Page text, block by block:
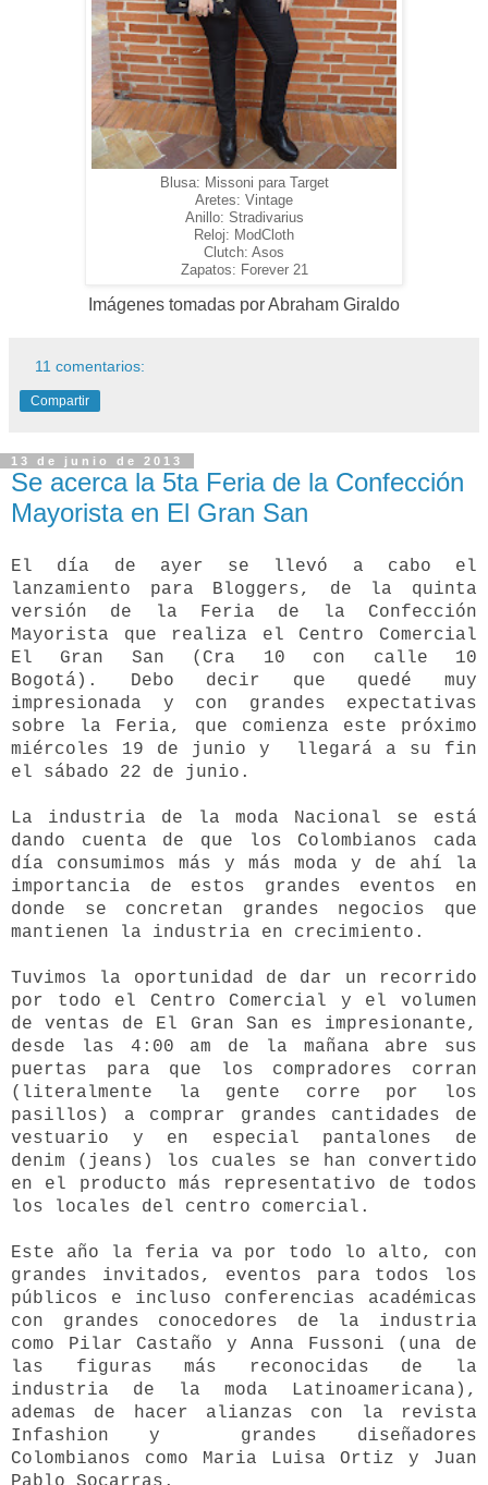
Blusa: Missoni para Target
Aretes: Vintage
Anillo: Stradivarius
Reloj: ModCloth
Clutch: Asos
Zapatos: Forever 21
Imágenes tomadas por Abraham Giraldo
11 comentarios:
Compartir
13 de junio de 2013
Se acerca la 5ta Feria de la Confección
Mayorista en El Gran San
El día de ayer se llevó a cabo el
lanzamiento para Bloggers, de la quinta
versión de la Feria de la Confección
Mayorista que realiza el Centro Comercial
El Gran San (Cra 10 con calle 10
Bogotá). Debo decir que quedé muy
impresionada y con grandes expectativas
sobre la Feria, que comienza este próximo
miércoles 19 de junio y llegará a su fin
el sábado 22 de junio.
La industria de la moda Nacional se está
dando cuenta de que los Colombianos cada
día consumimos más y más moda y de ahí la
importancia de estos grandes eventos en
donde se concretan grandes negocios que
mantienen la industria en crecimiento.
Tuvimos la oportunidad de dar un recorrido
por todo el Centro Comercial y el volumen
de ventas de El Gran San es impresionante,
desde las 4:00 am de la mañana abre sus
puertas para que los compradores corran
(literalmente la gente corre por los
pasillos) a comprar grandes cantidades de
vestuario y en especial pantalones de
denim (jeans) los cuales se han convertido
en el producto más representativo de todos
los locales del centro comercial.
Este año la feria va por todo lo alto, con
grandes invitados, eventos para todos los
públicos e incluso conferencias académicas
con grandes conocedores de la industria
como Pilar Castaño y Anna Fussoni (una de
las figuras más reconocidas de la
industria de la moda Latinoamericana ),
ademas de hacer alianzas con la revista
Infashion y grandes diseñadores
Colombianos como Maria Luisa Ortiz y Juan